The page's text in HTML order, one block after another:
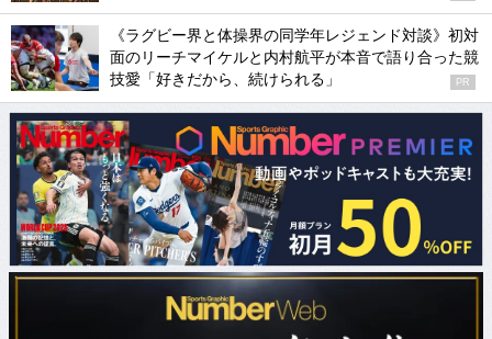
《ラグビー界と体操界の同学年レジェンド対談》初対
面のリーチマイケルと内村航平が本音で語り合った競
技愛「好きだから、続けられる」
PR